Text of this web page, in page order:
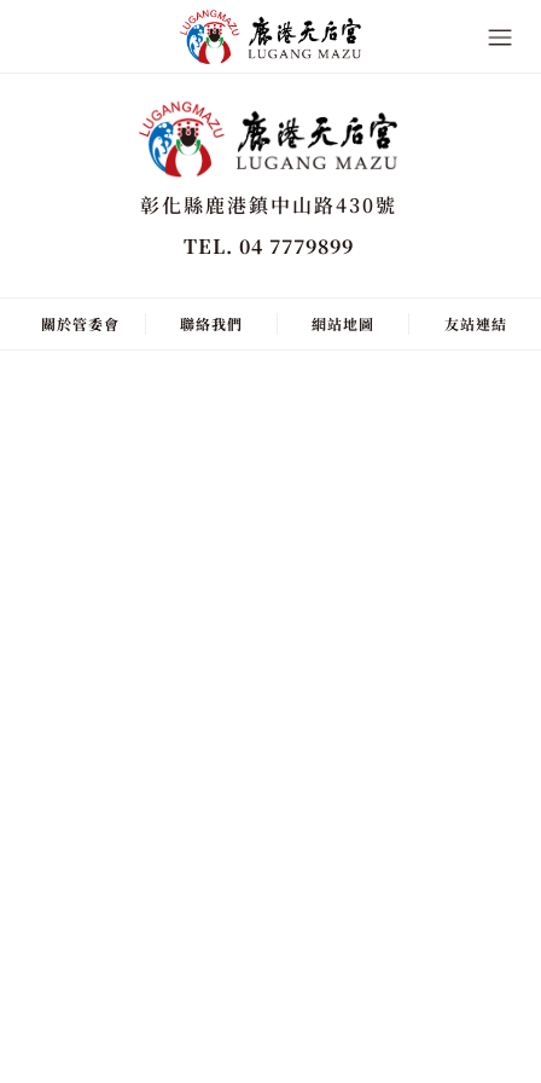
彰化縣鹿港鎮中山路430號
TEL. 04 7779899
關於管委會 聯絡我們 網站地圖 友站連結